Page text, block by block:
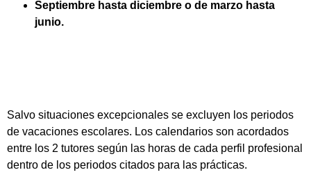
Septiembre hasta diciembre o de marzo hasta
junio.
Salvo situaciones excepcionales se excluyen los periodos
de vacaciones escolares. Los calendarios son acordados
entre los 2 tutores según las horas de cada perfil profesional
dentro de los periodos citados para las prácticas.